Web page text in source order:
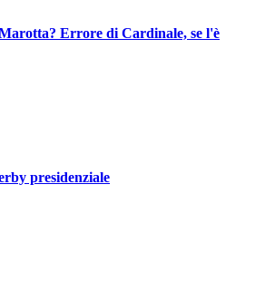
Errore di Cardinale, se l'è
presidenziale